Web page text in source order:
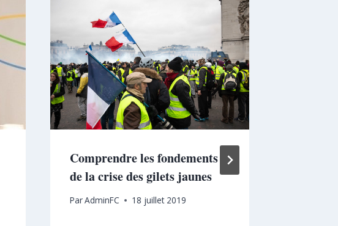
Comprendre les fondements
de la crise des gilets jaunes
ParAdminFC 18 juillet 2019